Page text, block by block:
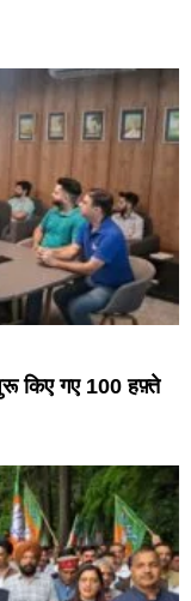
शुरू किए गए 100 हफ़्ते